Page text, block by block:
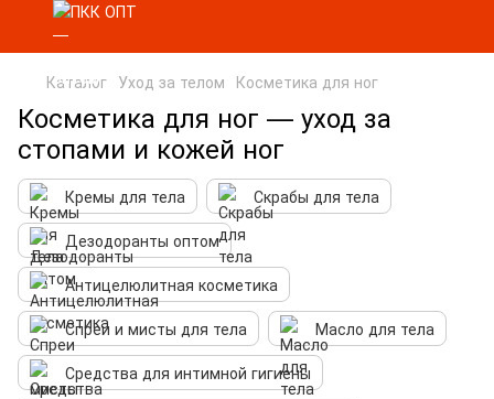
Каталог Уход за телом Косметика для ног
Косметика для ног — уход за
стопами и кожей ног
Кремы для тела
Скрабы для тела
Дезодоранты оптом
Антицелюлитная косметика
Спреи и мисты для тела
Масло для тела
Средства для интимной гигиены